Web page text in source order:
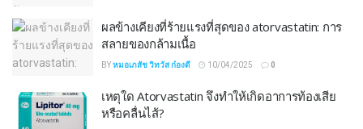
ผลข้างเคียงที่ร้ายแรงที่สุดของ atorvastatin: การ
สลายของกล้ามเนื้อ
BYหมอเภสัช วิทวัส ก๋องดี 10/04/2025 0
เหตุใด Atorvastatin จึงทำให้เกิดอาการท้องเสีย
หรือคลื่นไส้?